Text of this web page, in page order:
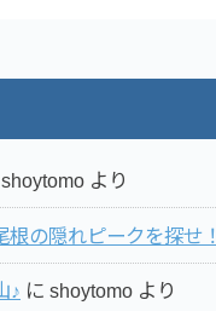
shoytomo より
の隠れピークを探せ！
♪ に shoytomo より